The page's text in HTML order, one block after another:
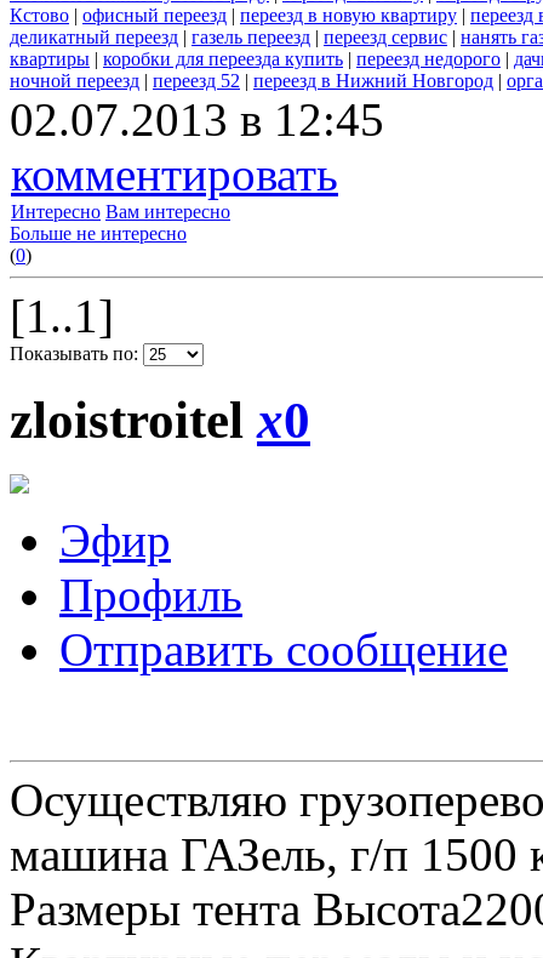
Кстово | офисный переезд | переезд в новую квартиру | переезд
деликатный переезд | газель переезд | переезд сервис | нанять
квартиры | коробки для переезда купить | переезд недорого |
ночной переезд | переезд 52 | переезд в Нижний Новгород |
02.07.2013 в 12:45
комментировать
Интересно Вам интересно
Больше не интересно
(0)
[1..1]
Показывать по:
zloistroitelx0
Эфир
Профиль
Отправить сообщение
Осуществляю
машина ГАЗель, г/п 1500
Размеры тента